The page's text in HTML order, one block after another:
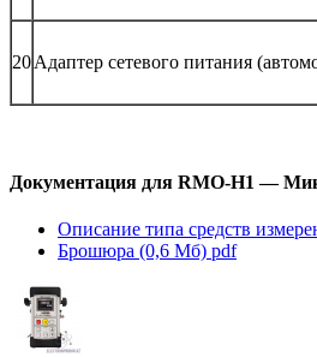
20Адаптер сетевого питания
Документация для RMO-H1 —
Описание типа средств
Брошюра (0,6 Мб) pdf